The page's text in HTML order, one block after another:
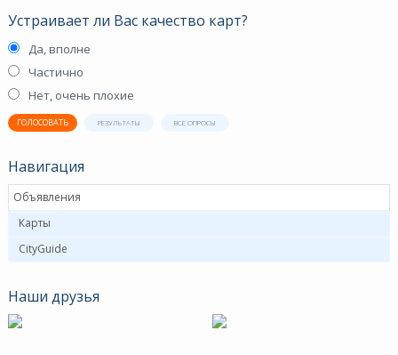
Устраивает ли Вас качество карт?
Да, вполне
Частично
Нет, очень плохие
ГОЛОСОВАТЬ РЕЗУЛЬТАТЫ ВСЕ ОПРОСЫ
Навигация
Объявления
Карты
CityGuide
Наши друзья